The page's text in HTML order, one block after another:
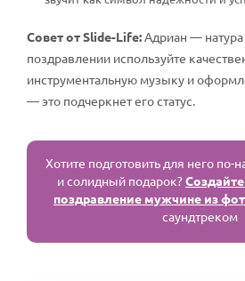
Совет от Slide-Life:Адриан — натура
поздравлении используйте
инструментальную музыку и
— это подчеркнет его статус.
Хотите подготовить для него
и солидный подарок?
поздравление мужчине из
саундтреком